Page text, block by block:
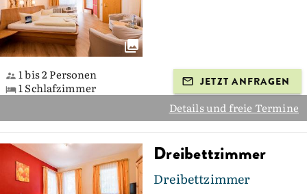
1 bis 2 Personen
1 Schlafzimmer
JETZT ANFRAGEN
Details und freie Termine
Dreibettzimmer
Dreibettzimmer